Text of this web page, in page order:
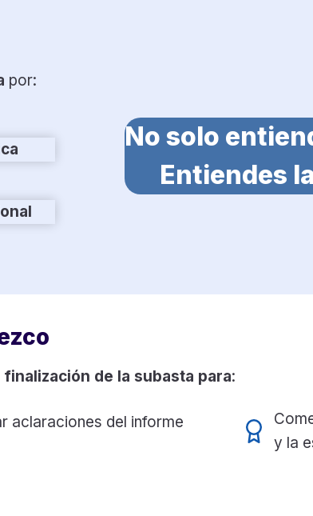
por:
No solo
Entiendes
de la subasta para:
aclaraciones del informe
y la